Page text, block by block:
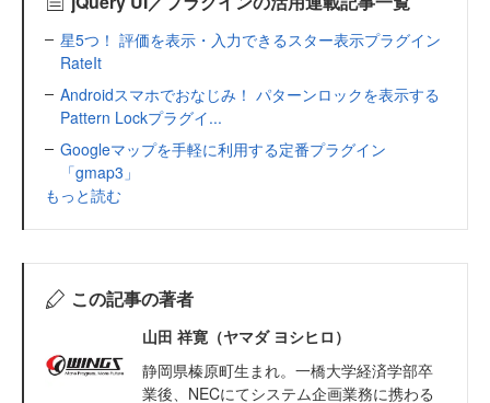
星5つ！ 評価を表示・入力できるスター表示プラグイン
RateIt
Androidスマホでおなじみ！ パターンロックを表示する
Pattern Lockプラグイ...
Googleマップを手軽に利用する定番プラグイン
「gmap3」
もっと読む
この記事の著者
山田 祥寛（ヤマダ ヨシヒロ）
静岡県榛原町生まれ。一橋大学経済学部卒
業後、NECにてシステム企画業務に携わる